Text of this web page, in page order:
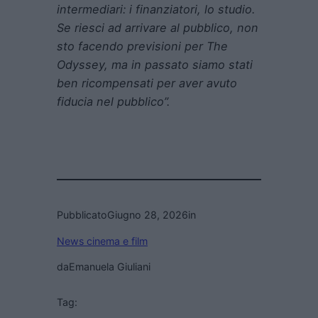
intermediari: i finanziatori, lo studio.
Se riesci ad arrivare al pubblico, non
sto facendo previsioni per The
Odyssey, ma in passato siamo stati
ben ricompensati per aver avuto
fiducia nel pubblico”.
PubblicatoGiugno 28, 2026in
News cinema e film
daEmanuela Giuliani
Tag: